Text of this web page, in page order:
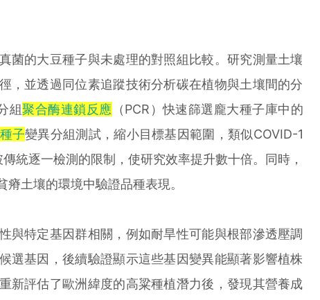
的大豆種子與未處理的對照組比較。研究測量土壤
，並透過同位素追蹤技術分析碳在植物與土壤間的分
組聚合酶連鎖反應 （PCR）快速篩選龐大種子庫中的
子變異分組測試，縮小目標基因範圍，類似COVID-1
統逐一檢測的限制，使研究效率提升數十倍。同時，
土壤的環境中驗證品種表現。
特定基因群相關，例如耐旱性可能與根部滲透壓調
選基因，後續驗證顯示這些基因變異能顯著影響植株
新評估了歐洲緯度的高粱種植潛力後，發現其營養成